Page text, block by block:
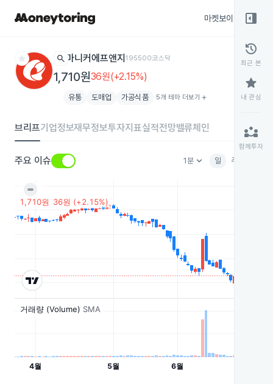
마켓보이스
star search 마니커에프앤지 195500코스닥
1,710원36원(+2.15%)
유통 도매업 가공식품 5개 테마 더보기 add
브리프기업정보재무정보투자지표실적전망밸류체인
주요 이슈 1분keyboard_arrow_down 일 주
right_panel_open
history
최근 본
star
내 관심
partner_exchange
함께투자